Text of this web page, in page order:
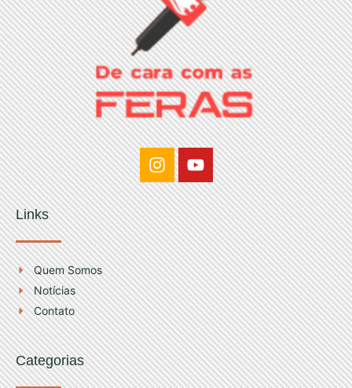
I
n
s
t
a
g
r
a
m
Y
o
u
t
u
b
e
Links
Quem Somos
Notícias
Contato
Categorias